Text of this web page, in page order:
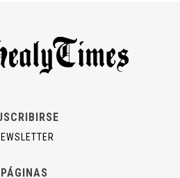
PÁGINAS